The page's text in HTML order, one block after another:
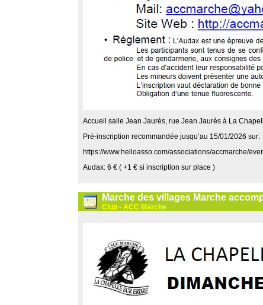
Accueil salle Jean Jaurès, rue Jean Jaurès à La
Pré-inscription recommandée jusqu’au 15/01/2026 sur:
https://www.helloasso.com/associations/accmarche/
Audax: 6 € ( +1 € si inscription sur place )
Marche des villages Marche
Club - ACC Marche